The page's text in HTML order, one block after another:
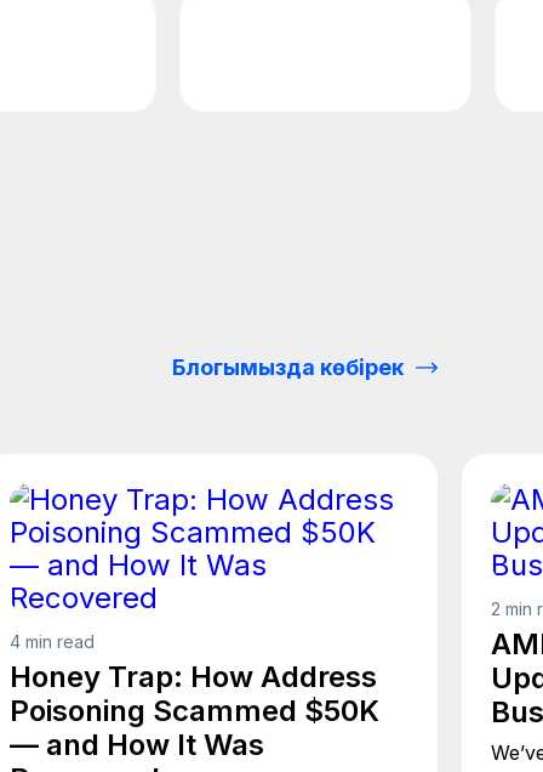
Блогымызда көбірек
4 min read
Honey Trap: How Address
Poisoning Scammed $50K
— and How It Was
2 min